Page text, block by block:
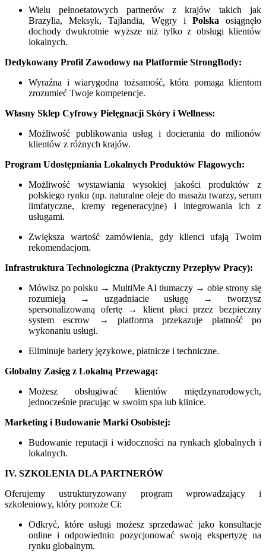
Wielu pełnoetatowych partnerów z krajów takich jak
Brazylia, Meksyk, Tajlandia, Węgry i Polska osiągnęło
dochody dwukrotnie wyższe niż tylko z obsługi klientów
lokalnych.
Dedykowany Profil Zawodowy na Platformie StrongBody:
Wyraźna i wiarygodna tożsamość, która pomaga klientom
zrozumieć Twoje kompetencje.
Własny Sklep Cyfrowy Pielęgnacji Skóry i Wellness:
Możliwość publikowania usług i docierania do milionów
klientów z różnych krajów.
Program Udostępniania Lokalnych Produktów Flagowych:
Możliwość wystawiania wysokiej jakości produktów z
polskiego rynku (np. naturalne oleje do masażu twarzy, serum
limfatyczne, kremy regeneracyjne) i integrowania ich z
usługami.
Zwiększa wartość zamówienia, gdy klienci ufają Twoim
rekomendacjom.
Infrastruktura Technologiczna (Praktyczny Przepływ Pracy):
Mówisz po polsku → MultiMe AI tłumaczy → obie strony się
rozumieją → uzgadniacie usługę → tworzysz
spersonalizowaną ofertę → klient płaci przez bezpieczny
system escrow → platforma przekazuje płatność po
wykonaniu usługi.
Eliminuje bariery językowe, płatnicze i techniczne.
Globalny Zasięg z Lokalną Przewagą:
Możesz obsługiwać klientów międzynarodowych,
jednocześnie pracując w swoim spa lub klinice.
Marketing i Budowanie Marki Osobistej:
Budowanie reputacji i widoczności na rynkach globalnych i
lokalnych.
IV. SZKOLENIA DLA PARTNERÓW
Oferujemy ustrukturyzowany program wprowadzający i
szkoleniowy, który pomoże Ci:
Odkryć, które usługi możesz sprzedawać jako konsultacje
online i odpowiednio pozycjonować swoją ekspertyzę na
rynku globalnym.